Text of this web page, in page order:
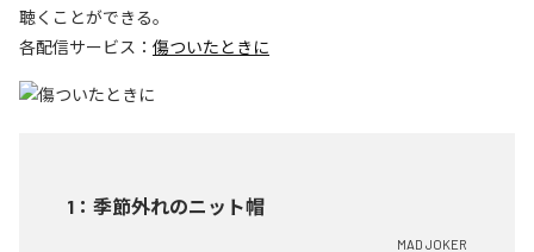
聴くことができる。
各配信サービス： 傷ついたときに
1 ： 季節外れのニット帽
MAD JOKER